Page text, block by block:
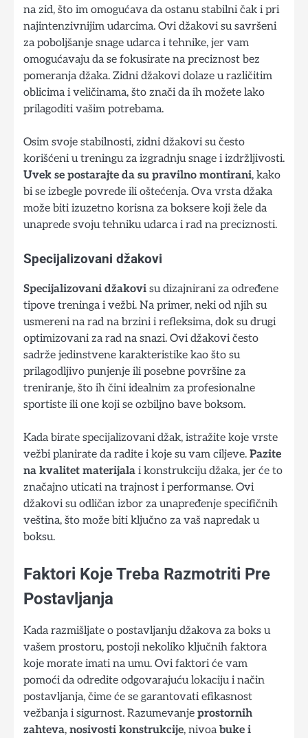
na zid, što im omogućava da ostanu stabilni čak i pri
najintenzivnijim udarcima. Ovi džakovi su savršeni
za poboljšanje snage udarca i tehnike, jer vam
omogućavaju da se fokusirate na preciznost bez
pomeranja džaka. Zidni džakovi dolaze u različitim
oblicima i veličinama, što znači da ih možete lako
prilagoditi vašim potrebama.
Osim svoje stabilnosti, zidni džakovi su često
korišćeni u treningu za izgradnju snage i izdržljivosti.
Uvek se postarajte da su pravilno montirani, kako
bi se izbegle povrede ili oštećenja. Ova vrsta džaka
može biti izuzetno korisna za boksere koji žele da
unaprede svoju tehniku udarca i rad na preciznosti.
Specijalizovani džakovi
Specijalizovani džakovi su dizajnirani za određene
tipove treninga i vežbi. Na primer, neki od njih su
usmereni na rad na brzini i refleksima, dok su drugi
optimizovani za rad na snazi. Ovi džakovi često
sadrže jedinstvene karakteristike kao što su
prilagodljivo punjenje ili posebne površine za
treniranje, što ih čini idealnim za profesionalne
sportiste ili one koji se ozbiljno bave boksom.
Kada birate specijalizovani džak, istražite koje vrste
vežbi planirate da radite i koje su vam ciljeve. Pazite
na kvalitet materijala i konstrukciju džaka, jer će to
značajno uticati na trajnost i performanse. Ovi
džakovi su odličan izbor za unapređenje specifičnih
veština, što može biti ključno za vaš napredak u
boksu.
Faktori Koje Treba Razmotriti Pre
Postavljanja
Kada razmišljate o postavljanju džakova za boks u
vašem prostoru, postoji nekoliko ključnih faktora
koje morate imati na umu. Ovi faktori će vam
pomoći da odredite odgovarajuću lokaciju i način
postavljanja, čime će se garantovati efikasnost
vežbanja i sigurnost. Razumevanje prostornih
zahteva, nosivosti konstrukcije, nivoabuke i